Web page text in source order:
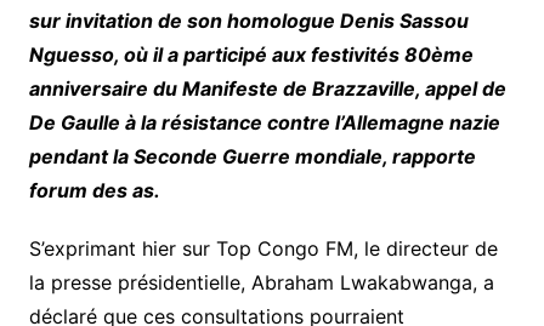
sur invitation de son homologue Denis Sassou
Nguesso, où il a participé aux festivités 80ème
anniversaire du Manifeste de Brazzaville, appel de
De Gaulle à la résistance contre l’Allemagne nazie
pendant la Seconde Guerre mondiale, rapporte
forum des as.
S’exprimant hier sur Top Congo FM, le directeur de
la presse présidentielle, Abraham Lwakabwanga, a
déclaré que ces consultations pourraient